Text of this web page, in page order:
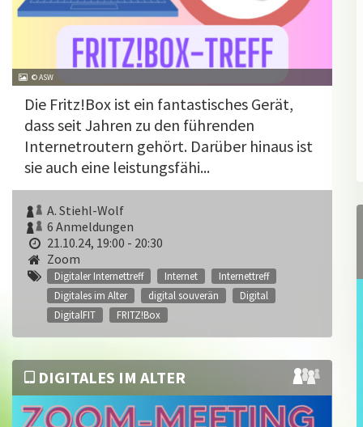
© ASW
Die Fritz!Box ist ein fantastisches Gerät,
dass seit Jahren zu den führenden
Internetroutern gehört. Darüber hinaus ist
sie auch eine leistungsfähi...
A. Stiehl-Wolf
6 Anmeldungen
21.10.24, 19:00 - 20:30
Zoom
Digitaler Internettreff Internet
Internettreff
Digitales im Alter
digital souverän
Digital
DigitalFIT
FRITZ!Box
DIGITALES IM ALTER